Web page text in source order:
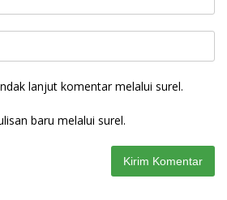
lanjut komentar melalui surel.
baru melalui surel.